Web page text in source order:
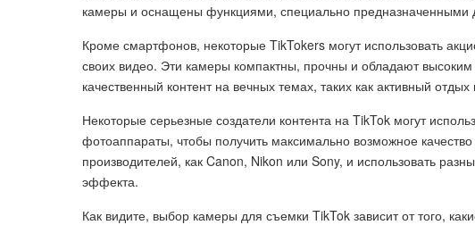
камеры и оснащены функциями, специально предназначенными
Кроме смартфонов, некоторые TikTokers могут использовать
своих видео. Эти камеры компактны, прочны и обладают
качественный контент на вечных темах, таких как активный отдых
Некоторые серьезные создатели контента на TikTok могут
фотоаппараты, чтобы получить максимально возможное
производителей, как Canon, Nikon или Sony, и использовать
эффекта.
Как видите, выбор камеры для съемки TikTok зависит от того,